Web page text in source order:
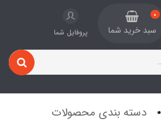
0
سبد خرید شما پروفایل شما
دسته بندی محصولات